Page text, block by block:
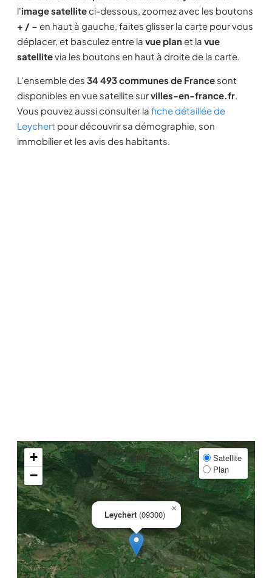
l'image satelliteci-dessous, zoomez avec les boutons
+ / − en haut à gauche, faites glisser la carte pour vous
déplacer, et basculez entre la vue planet la vue
satellitevia les boutons en haut à droite de la carte.
L'ensemble des 34 493 communes de France sont
disponibles en vue satellite survilles-en-france.fr.
Vous pouvez aussi consulter la fiche détaillée de
Leychert pour découvrir sa démographie, son
immobilier et les avis des habitants.
Leychert (09300)
×
+
−
Satellite
Plan